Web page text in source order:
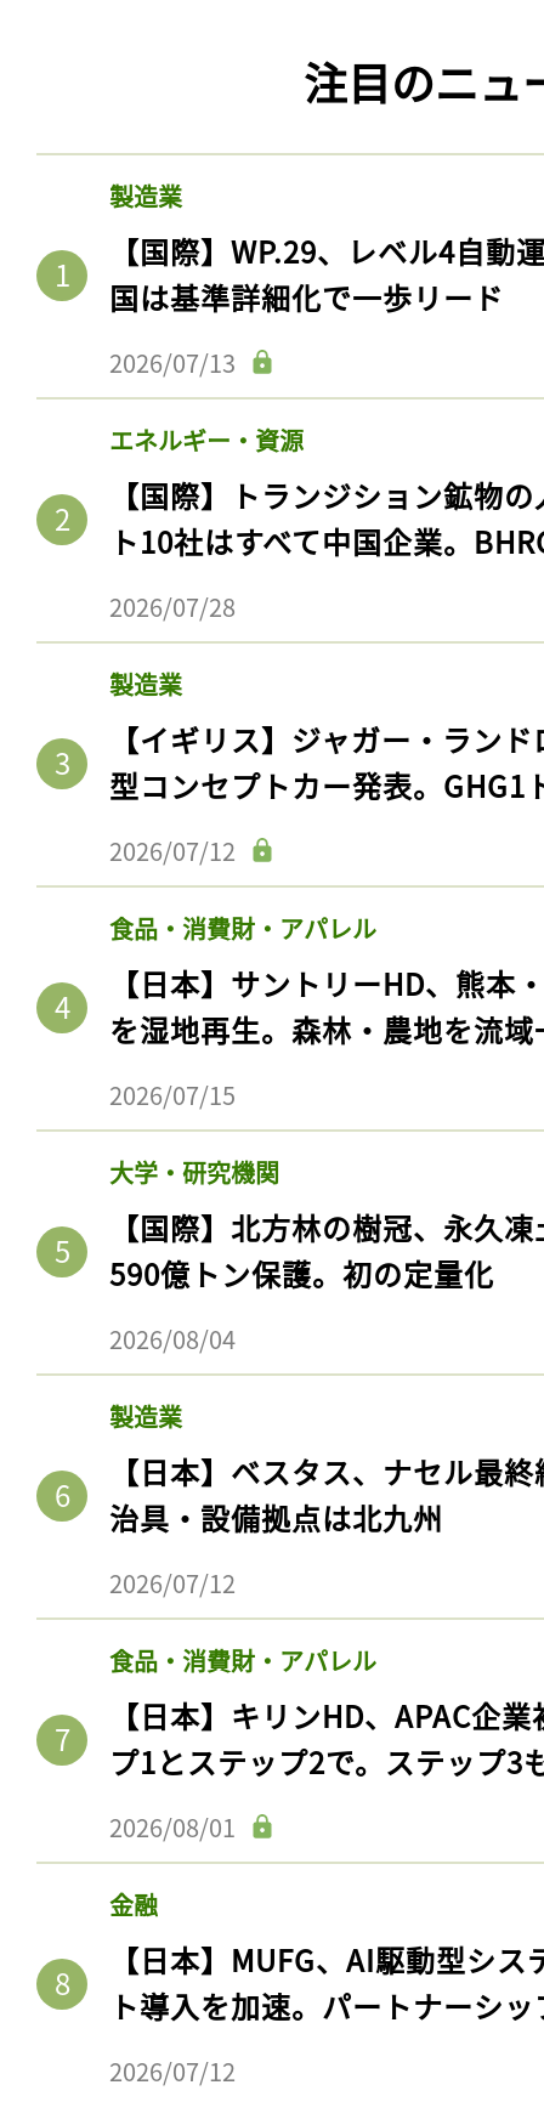
注目のニュ
製造業
【国際】WP.29、レベル4自動
国は基準詳細化で一歩リード
2026/07/13
エネルギー・資源
【国際】トランジション鉱物
ト10社はすべて中国企業。
2026/07/28
製造業
【イギリス】ジャガー・ラン
型コンセプトカー発表。GHG1
2026/07/12
食品・消費財・アパレル
【日本】サントリーHD、熊本
を湿地再生。森林・農地を流
2026/07/15
大学・研究機関
【国際】北方林の樹冠、永久
590億トン保護。初の定量化
2026/08/04
製造業
【日本】ベスタス、ナセル最
治具・設備拠点は北九州
2026/07/12
食品・消費財・アパレル
【日本】キリンHD、APAC企
プ1とステップ2で。ステップ3
2026/08/01
金融
【日本】MUFG、AI駆動型シ
ト導入を加速。パートナーシ
2026/07/12